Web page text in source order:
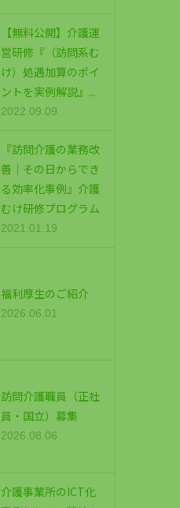
【無料公開】介護運
営研修『（訪問系む
け）処遇加算のポイ
ントを実例解説』...
2022.09.09
『訪問介護の業務改
善｜その日からでき
る効率化事例』介護
むけ研修プログラム
2021.01.19
福利厚生のご紹介
2026.06.01
訪問介護職員（正社
員・国立）募集
2026.08.06
介護事業所のICT化